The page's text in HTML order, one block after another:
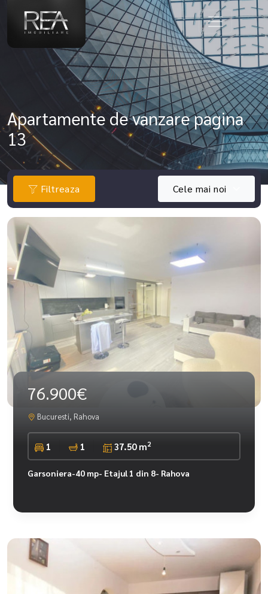
Apartamente de vanzare pagina
13
Filtreaza Cele mai noi
76.900€
Bucuresti, Rahova
1 1 37.50 m2
Garsoniera-40 mp- Etajul 1 din 8- Rahova